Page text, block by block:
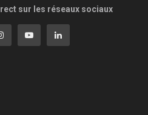
sur les réseaux sociaux